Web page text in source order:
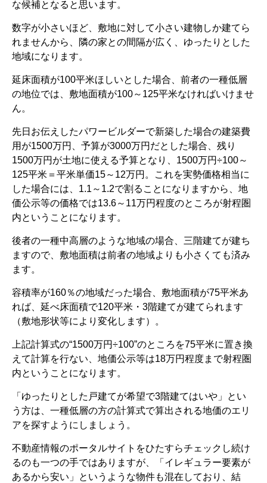
な候補となると思います。
数字が小さいほど、敷地に対して小さい建物しか建てら
れませんから、隣の家との間隔が広く、ゆったりとした
地域になります。
延床面積が100平米ほしいとした場合、前者の一種低層
の地位では、敷地面積が100～125平米なければいけませ
ん。
先日お伝えしたパワービルダーで新築した場合の建築費
用が1500万円、予算が3000万円だとした場合、残り
1500万円が土地に使える予算となり、1500万円÷100～
125平米＝平米単価15～12万円。これを実勢価格相当に
した場合には、1.1～1.2で割ることになりますから、地
価公示等の価格では13.6～11万円程度のところが射程圏
内ということになります。
後者の一種中高層のような地域の場合、三階建てが建ち
ますので、敷地面積は前者の地域よりも小さくても済み
ます。
容積率が160％の地域だった場合、敷地面積が75平米あ
れば、延べ床面積で120平米・3階建てが建てられます
（敷地形状等により変化します）。
上記計算式の“1500万円÷100”のところを75平米に置き換
えて計算を行ない、地価公示等は18万円程度まで射程圏
内ということになります。
「ゆったりとした戸建てが希望で3階建てはいや」とい
う方は、一種低層の方の計算式で算出される地価のエリ
アを探すようにしましょう。
不動産情報のポータルサイトをひたすらチェックし続け
るのも一つの手ではありますが、「イレギュラー要素が
あるから安い」というような物件も混在しており、結